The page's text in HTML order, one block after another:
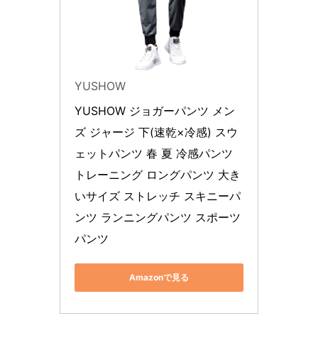
YUSHOW
YUSHOW ジョガーパンツ メン
ズ ジャージ 下(速乾×冷感) スウ
ェットパンツ 春 夏 冷感パンツ
トレーニング ロングパンツ 大き
いサイズ ストレッチ スキニーパ
ンツ ランニングパンツ スポーツ
パンツ
Amazonで見る